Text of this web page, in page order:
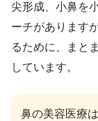
尖形成、小鼻を
ーチがあります
るために、まと
しています。
鼻の美容医療